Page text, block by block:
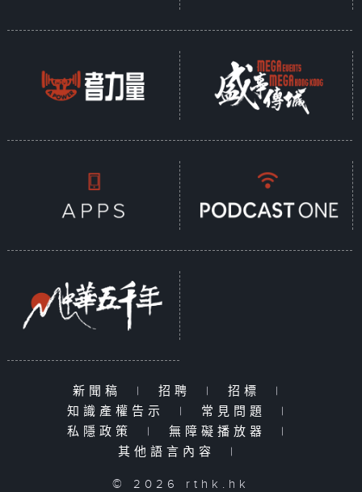
新聞稿 | 招聘 | 招標
|
知識產權告示
| 常見問題
|
私隱政策
| 無障礙播放器
|
其他語言內容
|
© 2026 rthk.hk